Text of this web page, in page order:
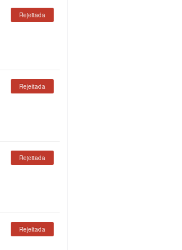
Rejeitada
Rejeitada
Rejeitada
Rejeitada